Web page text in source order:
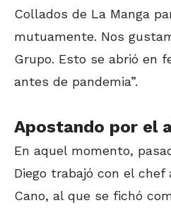
Collados de La Manga
mutuamente. Nos
Grupo. Esto se abrió en
antes de pandemia”.
Apostando por el
En aquel momento,
Diego trabajó con el chef
Cano, al que se fichó